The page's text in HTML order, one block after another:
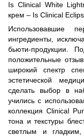
Is Clinical White
крем – Is Clinical
Использовавшие
ингредиенты,
бьюти-продукции.
положительные
широкий спектр
эстетической
сделать выбор в
учились с
коллекция Clinical
тона и текстуры
светлым и